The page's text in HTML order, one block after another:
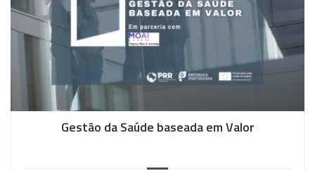
Gestão da Saúde baseada em Valor